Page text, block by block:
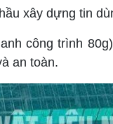
xây dựng tin
công trình
an toàn.